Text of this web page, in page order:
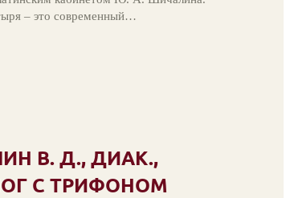
– это современный…
В. Д., ДИАК.,
С ТРИФОНОМ